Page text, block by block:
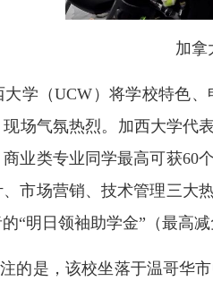
加拿
大学（UCW）将学校特色
场气氛热烈。加西大学代
业类专业同学最高可获60
市场营销、技术管理三大
“明日领袖助学金”（最高
的是，该校坐落于温哥华